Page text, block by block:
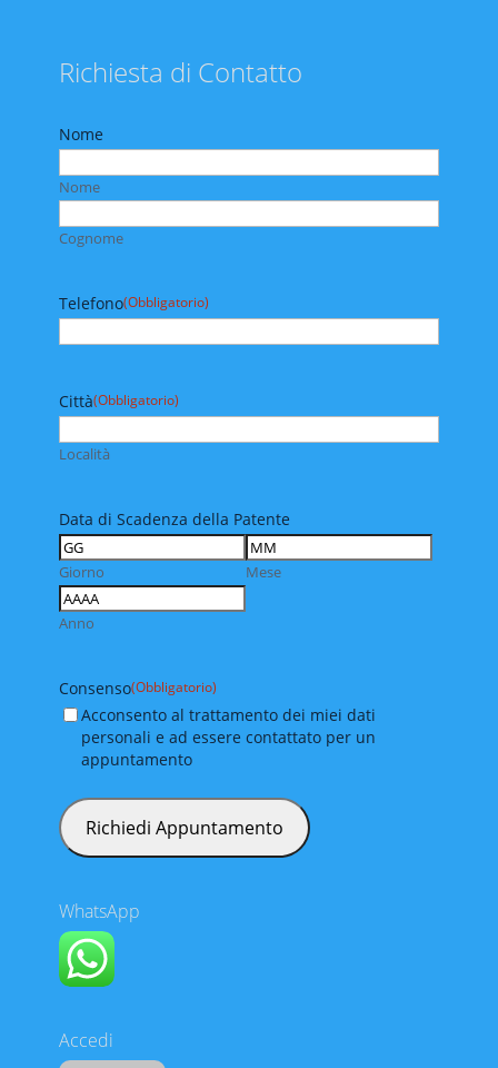
Richiesta di Contatto
Nome
Nome
Cognome
Telefono(Obbligatorio)
Città(Obbligatorio)
Località
Data di Scadenza della Patente
Giorno Mese
Anno
Consenso(Obbligatorio)
Acconsento al trattamento dei miei dati
personali e ad essere contattato per un
appuntamento
WhatsApp
Accedi